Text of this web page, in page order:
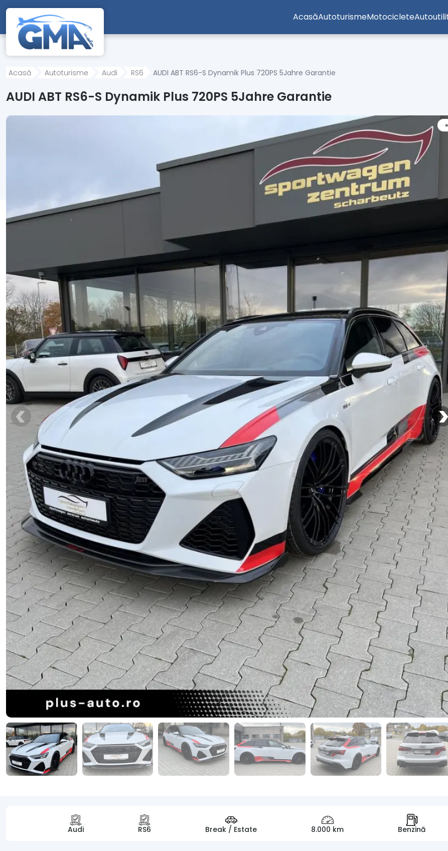
Mergi direct la conținutul principal
AcasăAutoturismeMotociclete
Acasă Autoturisme Audi RS6 AUDI ABT RS6-S Dynamik Plus 720PS 5Jahre Garantie
AUDI ABT RS6-S Dynamik Plus 720PS 5Jahre Garantie
Audi RS6 Break / Estate 8.000 km Benzină